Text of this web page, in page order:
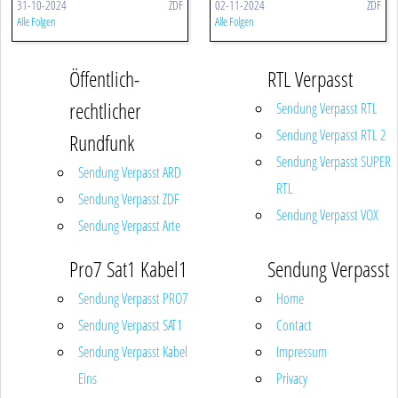
31-10-2024 ZDF
Alle Folgen
02-11-2024 ZDF
Alle Folgen
Öffentlich-
rechtlicher
Rundfunk
Sendung Verpasst ARD
Sendung Verpasst ZDF
Sendung Verpasst Arte
RTL Verpasst
Sendung Verpasst RTL
Sendung Verpasst RTL 2
Sendung Verpasst SUPER
RTL
Sendung Verpasst VOX
Pro7 Sat1 Kabel1
Sendung Verpasst PRO7
Sendung Verpasst SAT1
Sendung Verpasst Kabel
Eins
Sendung Verpasst
Home
Contact
Impressum
Privacy